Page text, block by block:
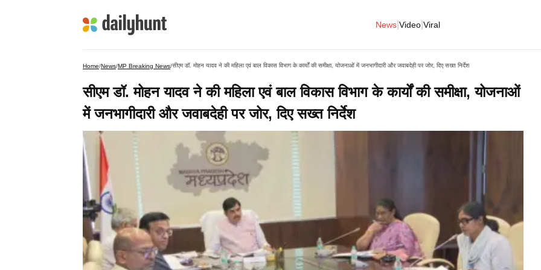
News Video Viral
Home/News/MP Breaking News/सीएम डॉ. मोहन यादव ने की महिला एवं बाल विकास विभाग के कार्यों की समीक्षा, योजनाओं में जनभागीदारी और जवाबदेही पर जोर, दिए सख्त निर्देश
सीएम डॉ. मोहन यादव ने की महिला एवं बाल विकास विभाग के कार्यों की समीक्षा, योजनाओं
में जनभागीदारी और जवाबदेही पर जोर, दिए सख्त निर्देश